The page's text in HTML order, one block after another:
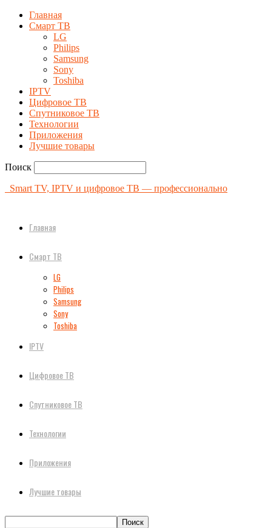
Главная
Смарт ТВ
LG
Philips
Samsung
Sony
Toshiba
IPTV
Цифровое ТВ
Спутниковое ТВ
Технологии
Приложения
Лучшие товары
Поиск
Smart TV, IPTV и цифровое ТВ — профессионально
Главная
Смарт ТВ
LG
Philips
Samsung
Sony
Toshiba
IPTV
Цифровое ТВ
Спутниковое ТВ
Технологии
Приложения
Лучшие товары